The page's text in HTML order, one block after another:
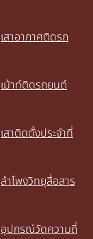
เสาอากาศติดรถ
เม้าท์ติดรถยนต์
เสาติดตั้งประจำที่
ลำโพงวิทยุสื่อสาร
อุปกรณ์วัดความถี่